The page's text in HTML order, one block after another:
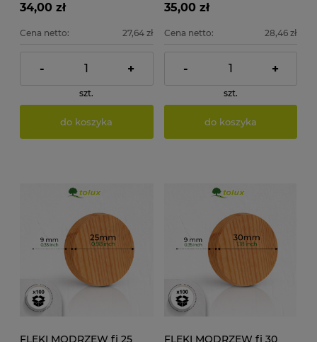
34,00 zł
Cena netto: 27,64 zł
- +
szt.
do koszyka
35,00 zł
Cena netto: 28,46 zł
- +
szt.
do koszyka
FLEKI MODRZEW fi 25
FLEKI MODRZEW fi 30